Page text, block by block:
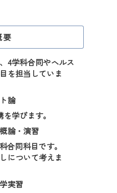
要
4学科合同やヘルス
を担当していま
論
学びます。
論・演習
合同科目です。
について考えま
実習